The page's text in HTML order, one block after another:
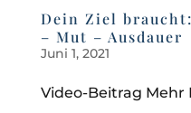
Dein Ziel
– Mut – Ausdauer
Juni 1, 2021
Video-Beitrag